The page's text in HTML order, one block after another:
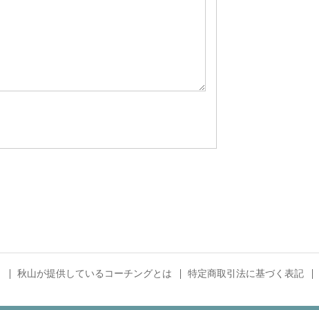
秋山が提供しているコーチングとは 特定商取引法に基づく表記